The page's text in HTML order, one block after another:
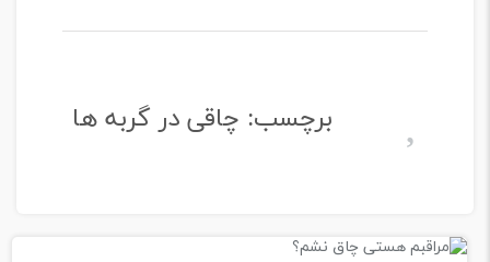
برچسب: چاقی در گربه ها